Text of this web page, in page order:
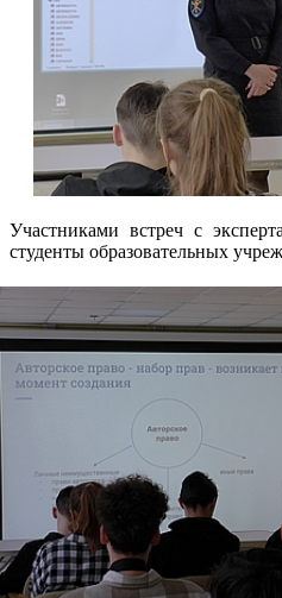
Участниками встреч с
студенты образовательных